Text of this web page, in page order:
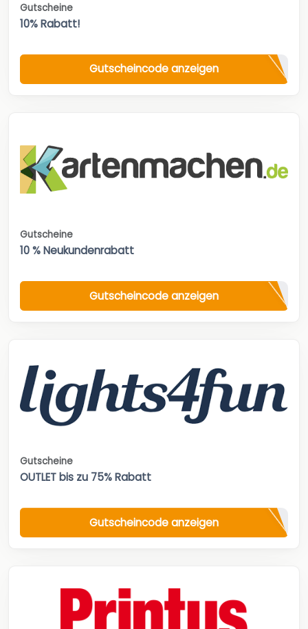
Gutscheine
10% Rabatt!
Gutscheincode anzeigen
Gutscheine
10 % Neukundenrabatt
Gutscheincode anzeigen
Gutscheine
OUTLET bis zu 75% Rabatt
Gutscheincode anzeigen